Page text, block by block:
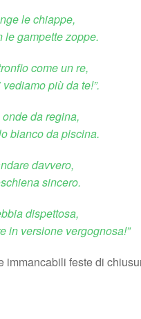
le chiappe,
le gampette zoppe.
come un re,
più da te!”.
da regina,
bianco da piscina.
davvero,
sincero.
dispettosa,
in versione vergognosa!”
feste di